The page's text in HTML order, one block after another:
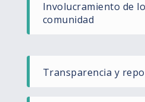
Involucramiento de
comunidad​
Transparencia y